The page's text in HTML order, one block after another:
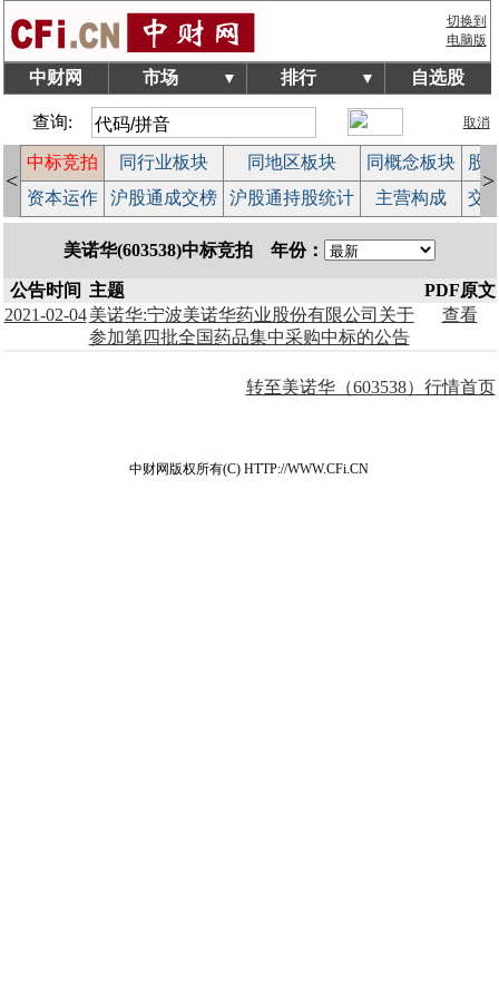
切换到
电脑版
中财网 市场 ▼ 排行 ▼ 自选股
查询: 取消
<
中标竞拍 同行业板块 同地区板块 同概念板块
股
资本运作 沪股通成交榜 沪股通持股统计 主营构成 交
>
美诺华(603538)中标竞拍 年份：
公告时间 主题
PDF原文
2021-02-04 美诺华:宁波美诺华药业股份有限公司关于
参加第四批全国药品集中采购中标的公告
查看
转至美诺华（603538）行情首页
中财网版权所有(C) HTTP://WWW.CFi.CN